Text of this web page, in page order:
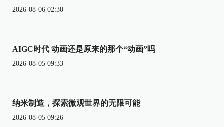
2026-08-06 02:30
AIGC时代 动画还是原来的那个“动画”吗
2026-08-05 09:33
纳米制造，探索微观世界的无限可能
2026-08-05 09:26